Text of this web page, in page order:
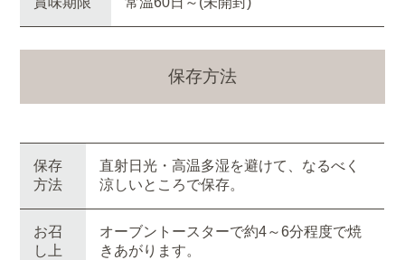
保存方法
保存
方法
直射日光・高温多湿を避けて、なるべく
涼しいところで保存。
お召
し上
オーブントースターで約4～6分程度で焼
きあがります。